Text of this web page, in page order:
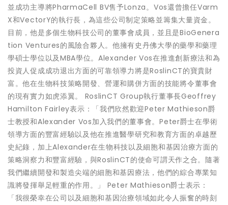
並成功主導將PharmaCell BV售予Lonza。Vos還曾擔任Varm
X和VectorY的執行長，為這些公司制定策略並籌集大量資金。
目前，他是多個生物科技公司的董事會成員，並且是BioGenera
tion Ventures的風險合夥人。他擁有史丹佛大學的藥學和藥理
學碩士學位以及MBA學位。Alexander Vos在推進創新療法和為
投資人促成成功退出方面的可靠領導力將是RoslinCT的寶貴財
富。他在生物科技策略開發、營運和購併方面的技能將令董事會
的現有實力如虎添翼。 RoslinCT Group執行董事長Geoffrey
Hamilton Fairley表示：「我們欣然歡迎Peter Mathieson爵
士教授和Alexander Vos加入我們的董事會。Peter爵士在學術
領導方面的豐富經驗以及他在推進醫學研究和教育方面的卓越歷
史紀錄，加上Alexander在生物科技以及細胞和基因治療方面的
策略洞察力和豐富經驗，與RoslinCT的使命可謂天作之合。隨著
我們繼續開發和製造尖端的細胞和基因療法，他們的綜合專業知
識將發揮舉足輕重的作用。」 Peter Mathieson爵士表示：
「我很榮幸在公司以及細胞和基因治療領域如此令人振奮的時刻